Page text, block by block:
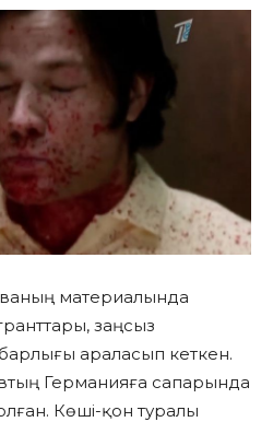
материалында
заңсыз
араласып кеткен.
Германияға сапарында
Көші-қон туралы